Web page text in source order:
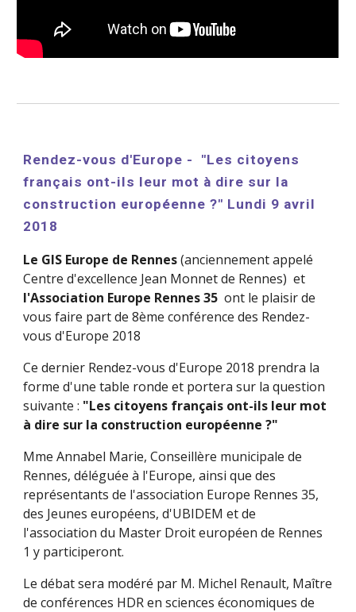
Rendez-vous d'Europe -  "Les citoyens
français ont-ils leur mot à dire sur la
construction européenne ?" Lundi 9 avril
2018
Le GIS Europe de Rennes (anciennement appelé
l'Association Europe Rennes 35
  ont le plaisir de
vous faire part de 8ème conférence des Rendez-
vous d'Europe 2018
Ce dernier Rendez-vous d'Europe 2018 prendra la
forme d'une table ronde et portera sur la question
suivante : "Les citoyens français ont-ils leur mot
à dire sur la construction européenne ?"
Mme Annabel Marie, Conseillère municipale de
Rennes, déléguée à l'Europe, ainsi que des
représentants de l'association Europe Rennes 35,
des Jeunes européens, d'UBIDEM et de
l'association du Master Droit européen de Rennes
1 y participeront.
Le débat sera modéré par M. Michel Renault, Maître
de conférences HDR en sciences économiques de